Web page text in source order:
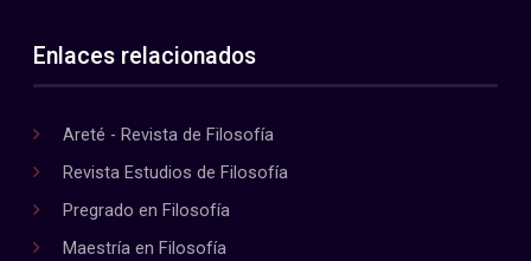
Enlaces relacionados
Areté - Revista de Filosofía
Revista Estudios de Filosofía
Pregrado en Filosofía
Maestría en Filosofía